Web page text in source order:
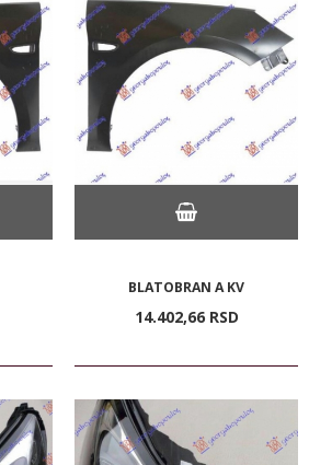
BLATOBRAN A KV
14.402,66 RSD